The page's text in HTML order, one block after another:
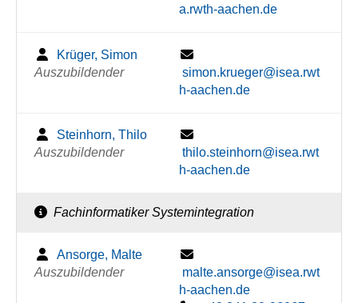
a.rwth-aachen.de
Krüger, Simon
Auszubildender
simon.krueger@isea.rwt
h-aachen.de
Steinhorn, Thilo
Auszubildender
thilo.steinhorn@isea.rwt
h-aachen.de
Fachinformatiker Systemintegration
Ansorge, Malte
Auszubildender
malte.ansorge@isea.rwt
h-aachen.de